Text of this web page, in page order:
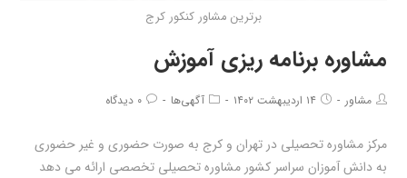
برترین مشاور کنکور کرج
مشاوره برنامه ریزی آموزش
مشاور ۱۴ اردیبهشت ۱۴۰۲ آگهی‌ها ۰ دیدگاه
مرکز مشاوره تحصیلی در تهران و کرج به صورت حضوری و غیر حضوری
به دانش آموزان سراسر کشور مشاوره تحصیلی تخصصی ارائه می دهد